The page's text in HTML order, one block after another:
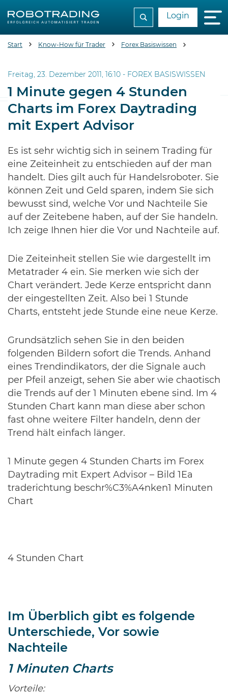
Login
Start Know-How für Trader Forex Basiswissen
Freitag, 23. Dezember 2011, 16:10 - FOREX BASISWISSEN
1 Minute gegen 4 Stunden
Charts im Forex Daytrading
mit Expert Advisor
Es ist sehr wichtig sich in seinem Trading für
eine Zeiteinheit zu entschieden auf der man
handelt. Dies gilt auch für Handelsroboter. Sie
können Zeit und Geld sparen, indem Sie sich
bewusst sind, welche Vor und Nachteile Sie
auf der Zeitebene haben, auf der Sie handeln.
Ich zeige Ihnen hier die Vor und Nachteile auf.
Die Zeiteinheit stellen Sie wie dargestellt im
Metatrader 4 ein. Sie merken wie sich der
Chart verändert. Jede Kerze entspricht dann
der eingestellten Zeit. Also bei 1 Stunde
Charts, entsteht jede Stunde eine neue Kerze.
Grundsätzlich sehen Sie in den beiden
folgenden Bildern sofort die Trends. Anhand
eines Trendindikators, der die Signale auch
per Pfeil anzeigt, sehen Sie aber wie chaotisch
die Trends auf der 1 Minuten ebene sind. Im 4
Stunden Chart kann man diese aber schon
fast ohne weitere Filter handeln, denn der
Trend hält einfach länger.
1 Minute gegen 4 Stunden Charts im Forex
Daytrading mit Expert Advisor – Bild 1Ea
traderichtung beschr%C3%A4nken1 Minuten
Chart
4 Stunden Chart
Im Überblich gibt es folgende
Unterschiede, Vor sowie
Nachteile
1 Minuten Charts
Vorteile: